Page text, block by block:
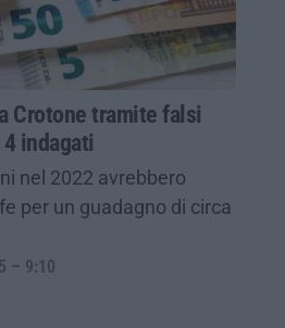
Crotone tramite falsi
indagati
nel 2022 avrebbero
per un guadagno di circa
– 9:10